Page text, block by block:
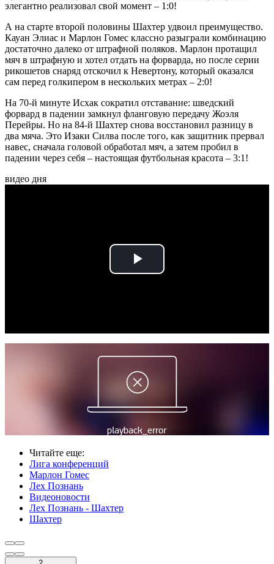
элегантно реализовал свой момент – 1:0!
А на старте второй половины Шахтер удвоил преимущество.
Кауан Элиас и Марлон Гомес классно разыграли комбинацию
достаточно далеко от штрафной поляков. Марлон протащил
мяч в штрафную и хотел отдать на форварда, но после серии
рикошетов снаряд отскочил к Невертону, который оказался
сам перед голкипером в нескольких метрах – 2:0!
На 70-й минуте Исхак сократил отставание: шведский
форвард в падении замкнул фланговую передачу Жоэля
Перейры. Но на 84-й Шахтер снова восстановил разницу в
два мяча. Это Изаки Силва после того, как защитник прервал
навес, сначала головой обработал мяч, а затем пробил в
падении через себя – настоящая футбольная красота – 3:1!
видео дня
Play
Читайте еще:
Лига конференций
Марлон Гомес
Лех Познань
Видеоновости
Лех Познань - Шахтер
Шахтер